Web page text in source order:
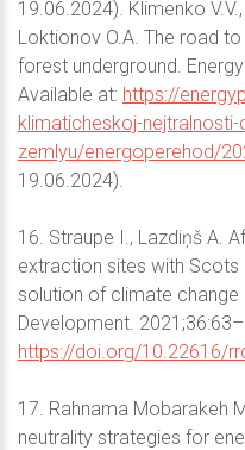
19.06.2024). Klimenko
Loktionov O.A. The road
forest underground.
Available at: https://
klimaticheskoj-
zemlyu/energoperehod/
19.06.2024).
16. Straupe I., Lazdiņš A.
extraction sites with Scots
solution of climate change
Development.
https://doi.org/10.22616/
17. Rahnama Mobarakeh
neutrality strategies for